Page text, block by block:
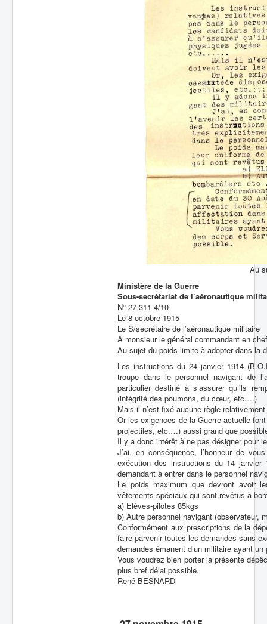
Au
Ministère de la Guerre
Sous-secrétariat de l’aéronautique
N° 27 311 4/10
Le 8 octobre 1915
Le S/secrétaire de l’aéronautique militaire
A monsieur le général commandant en
Au sujet du poids limite à adopter dans la
Les instructions du 24 janvier 1914
troupe dans le personnel navigant de
particulier destiné à s’assurer qu’ils
(intégrité des poumons, du cœur, etc.…)
Mais il n’est fixé aucune règle
Or les exigences de la Guerre actuelle
projectiles, etc.…) aussi grand que
Il y a donc intérêt à ne pas désigner pour
J’ai, en conséquence, l’honneur de
exécution des instructions du 14 janvier
demandant à entrer dans le personnel
Le poids maximum que devront avoir
vêtements spéciaux qui sont revêtus à
a) Elèves-pilotes 85kgs
b) Autre personnel navigant (observateur,
Conformément aux prescriptions de la
faire parvenir toutes les demandes sans
demandes émanent d’un militaire ayant
Vous voudrez bien porter la présente
plus bref délai possible.
René BESNARD